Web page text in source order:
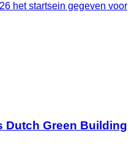
het startsein gegeven voor
Dutch Green Building